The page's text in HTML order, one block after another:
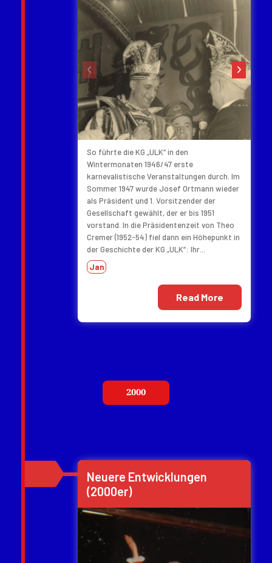
‹ ›
So führte die KG „ULK“ in den
Wintermonaten 1946/47 erste
karnevalistische Veranstaltungen durch. Im
Sommer 1947 wurde Josef Ortmann wieder
als Präsident und 1. Vorsitzender der
Gesellschaft gewählt, der er bis 1951
vorstand. In die Präsidentenzeit von Theo
Cremer (1952-54) fiel dann ein Höhepunkt in
der Geschichte der KG „ULK“: Ihr...
Jan
Read More
2000
Neuere Entwicklungen
(2000er)